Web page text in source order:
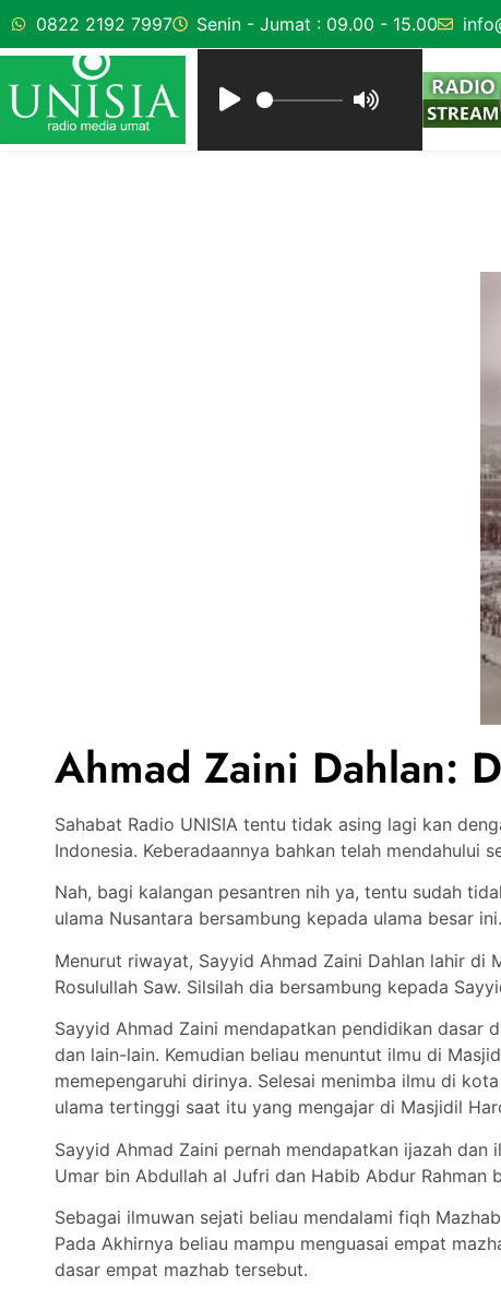
0822 2192 7997 Senin - Jumat : 09.00 - 15.00
Ahmad Zaini Dahlan:
Sahabat Radio UNISIA tentu tidak asing lagi kan
Indonesia. Keberadaannya bahkan telah mendahului
Nah, bagi kalangan pesantren nih ya, tentu sudah
ulama Nusantara bersambung kepada ulama besar ini.
Menurut riwayat, Sayyid Ahmad Zaini Dahlan lahir di
Rosulullah Saw. Silsilah dia bersambung kepada
Sayyid Ahmad Zaini mendapatkan pendidikan dasar
dan lain-lain. Kemudian beliau menuntut ilmu di
memepengaruhi dirinya. Selesai menimba ilmu di
ulama tertinggi saat itu yang mengajar di Masjidil
Sayyid Ahmad Zaini pernah mendapatkan ijazah
Umar bin Abdullah al Jufri dan Habib Abdur Rahman
Sebagai ilmuwan sejati beliau mendalami fiqh
Pada Akhirnya beliau mampu menguasai empat
dasar empat mazhab tersebut.